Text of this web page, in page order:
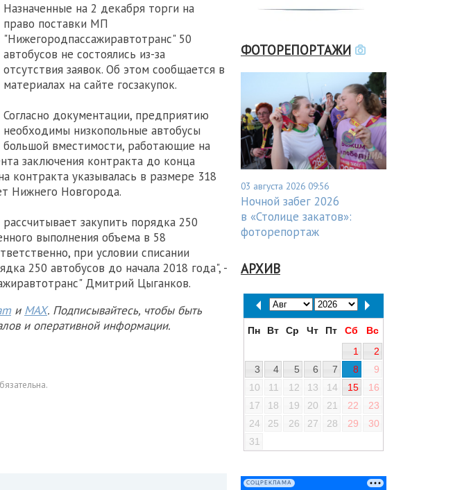
Назначенные на 2 декабря торги на
право поставки МП
"Нижегородпассажиравтотранс" 50
автобусов не состоялись из-за
отсутствия заявок. Об этом сообщается в
материалах на сайте госзакупок.
Согласно документации, предприятию
необходимы низкопольные автобусы
большой вместимости, работающие на
заключения контракта до конца
контракта указывалась в размере 318
Нижнего Новгорода.
закупить порядка 250
выполнения объема в 58
при условии списании
250 автобусов до начала 2018 года", -
Дмитрий Цыганков.
и MAX. Подписывайтесь, чтобы быть
и оперативной информации.
ФОТОРЕПОРТАЖИ
03 августа 2026 09:56
Ночной забег 2026
в «Столице закатов»:
фоторепортаж
АРХИВ
Пн Вт Ср Чт Пт Сб
Вс
1
2
3
4 5 6 7 8
9
10
11 12 13 14 15
16
17
18 19 20 21 22
23
24
25 26 27 28 29
30
31
СОЦРЕКЛАМА